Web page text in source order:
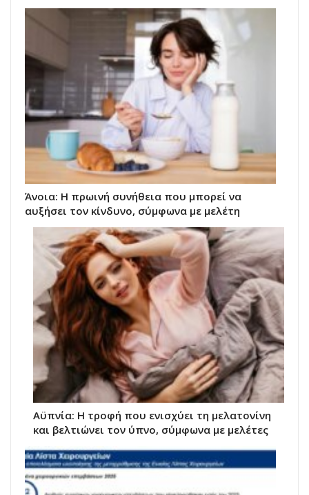
Άνοια: Η πρωινή συνήθεια που μπορεί να
αυξήσει τον κίνδυνο, σύμφωνα με μελέτη
Αϋπνία: Η τροφή που ενισχύει τη μελατονίνη
και βελτιώνει τον ύπνο, σύμφωνα με μελέτες